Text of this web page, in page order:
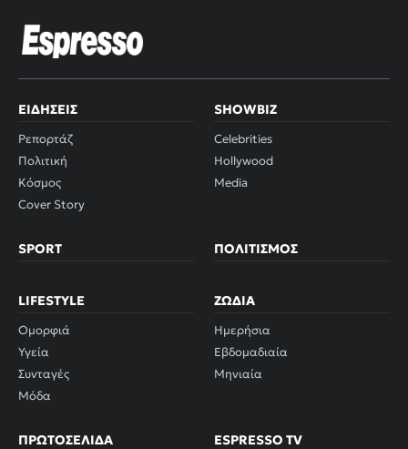
ΕΙΔΉΣΕΙΣ
Ρεπορτάζ
Πολιτική
Κόσμος
Cover Story
SHOWBIZ
Celebrities
Hollywood
Media
SPORT ΠΟΛΙΤΙΣΜΌΣ
LIFESTYLE
Ομορφιά
Υγεία
Συνταγές
Μόδα
ΖΏΔΙΑ
Ημερήσια
Εβδομαδιαία
Μηνιαία
ΠΡΩΤΟΣΈΛΙΔΑ ESPRESSO TV